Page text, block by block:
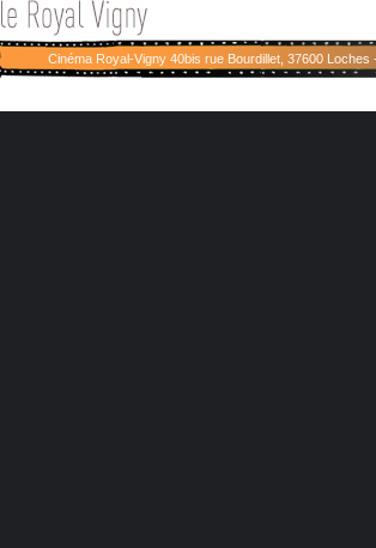
Cinéma Royal-Vigny 40bis rue Bourdillet, 37600